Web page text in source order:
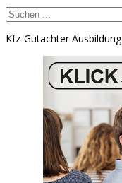
Kfz-Gutachter Ausbildung